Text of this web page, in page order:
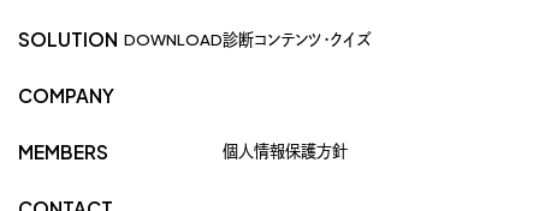
SOLUTION
COMPANY
MEMBERS
DOWNLOAD診断コンテンツ・クイズ
個人情報保護方針